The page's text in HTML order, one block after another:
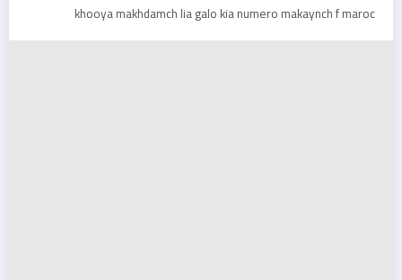
khooya makhdamch lia galo kia numero makaynch f maroc